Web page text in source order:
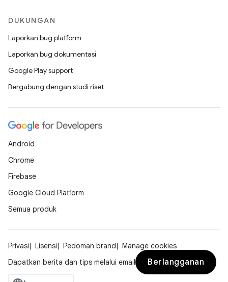
DUKUNGAN
Laporkan bug platform
Laporkan bug dokumentasi
Google Play support
Bergabung dengan studi riset
Android
Chrome
Firebase
Google Cloud Platform
Semua produk
Privasi Lisensi Pedoman brand
Manage cookies
Dapatkan berita dan tips melalui email
Berlangganan